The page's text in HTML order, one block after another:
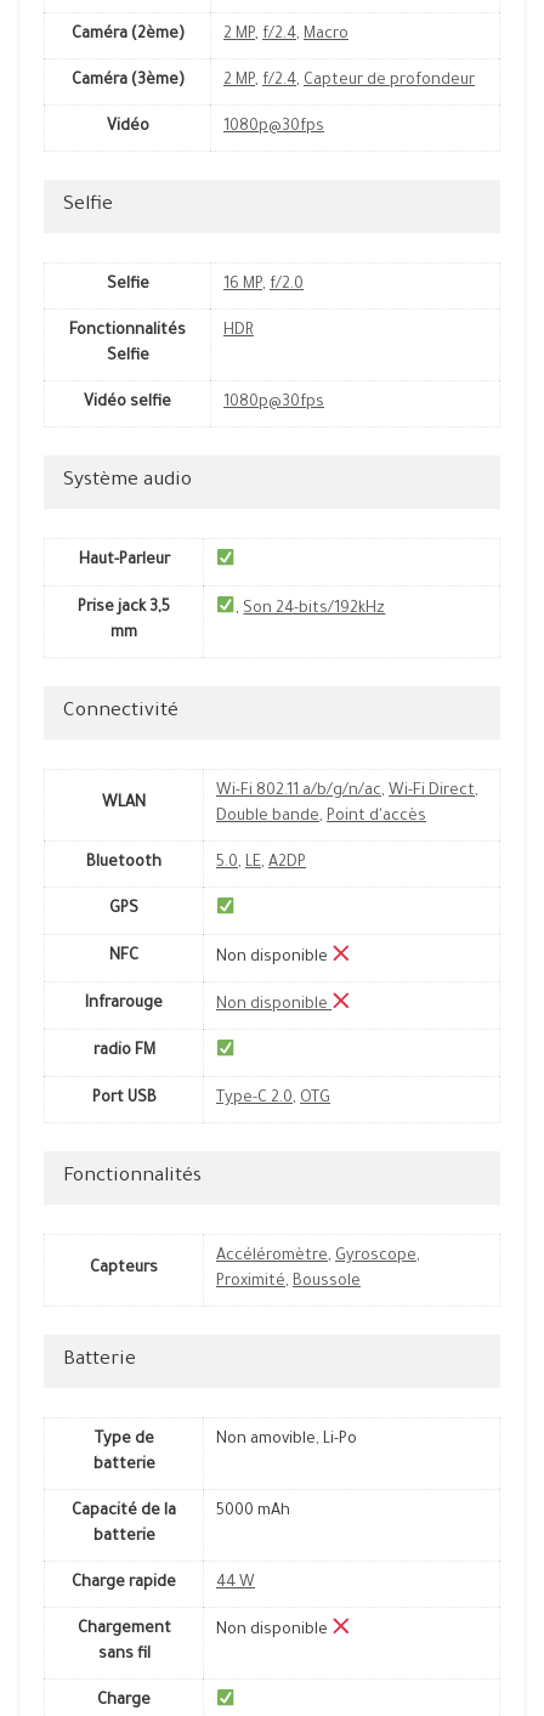
Caméra (2ème) 2 MP, f/2.4, Macro
Caméra (3ème) 2 MP, f/2.4, Capteur de profondeur
Vidéo 1080p@30fps
Selfie
Selfie 16 MP, f/2.0
Fonctionnalités
Selfie
HDR
Vidéo selfie 1080p@30fps
Système audio
Haut-Parleur
Prise jack 3,5
mm
, Son 24-bits/192kHz
Connectivité
WLAN
Wi-Fi 802.11 a/b/g/n/ac, Wi-Fi Direct,
Double bande, Point d'accès
Bluetooth 5.0, LE, A2DP
GPS
NFC Non disponible
Infrarouge Non disponible
radio FM
Port USB Type-C 2.0, OTG
Fonctionnalités
Capteurs
Accéléromètre, Gyroscope,
Proximité, Boussole
Batterie
Type de
batterie
Non amovible, Li-Po
Capacité de la
batterie
5000 mAh
Charge rapide 44 W
Chargement
sans fil
Non disponible
Charge